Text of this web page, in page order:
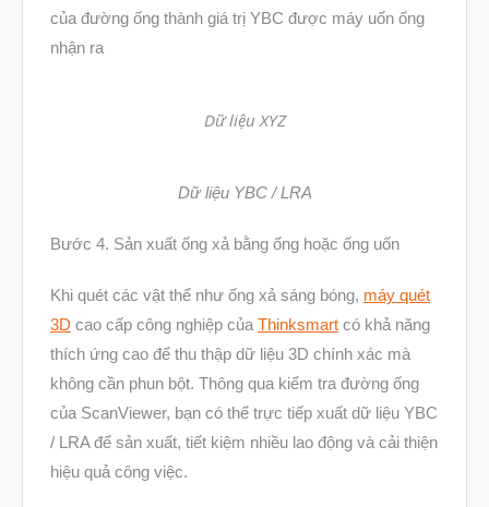
Tháng Mười 2025
Tháng Bảy 2025
Tháng Tư 2025
Tháng Ba 2025
Tháng Mười Hai 2024
Tháng Mười Một 2024
Tháng Mười 2024
của đường ống thành giá trị YBC được máy uốn ống
nhận ra
Dữ liệu XYZ
Dữ liệu YBC / LRA
Bước 4. Sản xuất ống xả bằng ống hoặc ống uốn
Khi quét các vật thể như ống xả sáng bóng, máy quét
3D cao cấp công nghiệp củaThinksmart có khả năng
thích ứng cao để thu thập dữ liệu 3D chính xác mà
không cần phun bột. Thông qua kiểm tra đường ống
của ScanViewer, bạn có thể trực tiếp xuất dữ liệu YBC
/ LRA để sản xuất, tiết kiệm nhiều lao động và cải thiện
hiệu quả công việc.